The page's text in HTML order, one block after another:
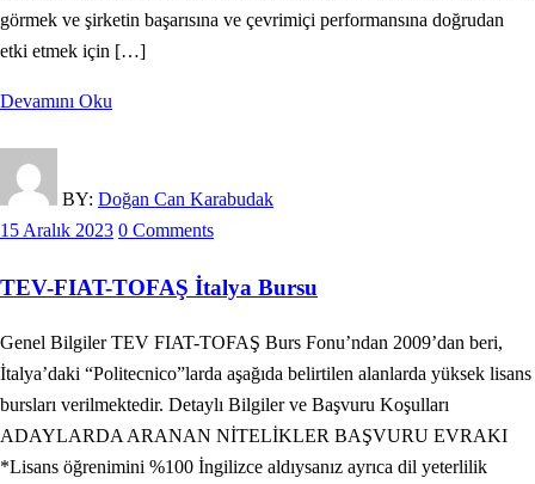
görmek ve şirketin başarısına ve çevrimiçi performansına doğrudan
etki etmek için […]
Devamını Oku
BY: Doğan Can Karabudak
15 Aralık 2023 0 Comments
TEV-FIAT-TOFAŞ İtalya Bursu
Genel Bilgiler TEV FIAT-TOFAŞ Burs Fonu’ndan 2009’dan beri,
İtalya’daki “Politecnico”larda aşağıda belirtilen alanlarda yüksek lisans
bursları verilmektedir. Detaylı Bilgiler ve Başvuru Koşulları
ADAYLARDA ARANAN NİTELİKLER BAŞVURU EVRAKI
*Lisans öğrenimini %100 İngilizce aldıysanız ayrıca dil yeterlilik